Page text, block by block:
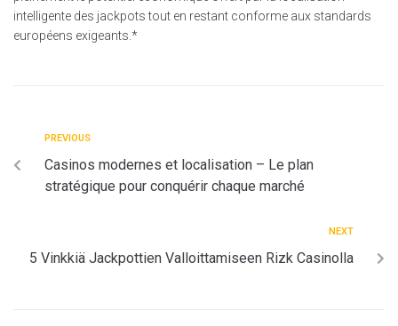
intelligente des jackpots tout en restant conforme aux standards
européens exigeants.*
PREVIOUS
Casinos modernes et localisation – Le plan
stratégique pour conquérir chaque marché
NEXT
5 Vinkkiä Jackpottien Valloittamiseen Rizk Casinolla